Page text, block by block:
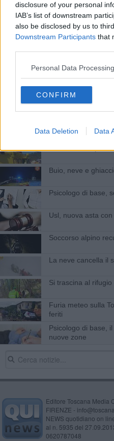
disclosure of your personal
IAB’s list of downstream
also be disclosed by us to
Downstream Participants that
Personal Data
CONFIRM
Data Deletion Data
Aumentano gli
sedi
All'asta terreni,
​Seminario
Albero cade sulla
Tragedia in cava,
Buio, neve e
​Psicologo di base,
Usl, nuova asta
Soccorso alpino
La neve cancella il
Si trascina al
Furia meteo sulla
feriti
Psicologo di base,
nuove zone
Editore Toscana Media
FIRENZE -
NEWS quotidiano on
al n. 5935 del
0620787048